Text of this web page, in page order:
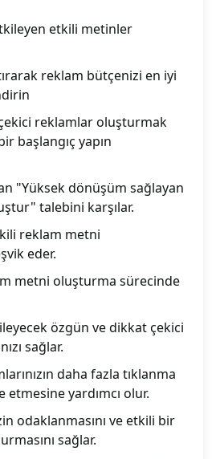
etkili metinler
reklam bütçenizi en iyi
reklamlar oluşturmak
başlangıç yapın
"Yüksek dönüşüm sağlayan
talebini karşılar.
reklam metni
eder.
metni oluşturma sürecinde
özgün ve dikkat çekici
sağlar.
daha fazla tıklanma
yardımcı olur.
odaklanmasını ve etkili bir
sağlar.